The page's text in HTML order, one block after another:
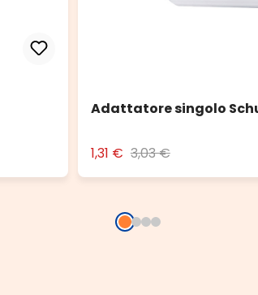
Adattatore singolo
1,31 € 3,03 €